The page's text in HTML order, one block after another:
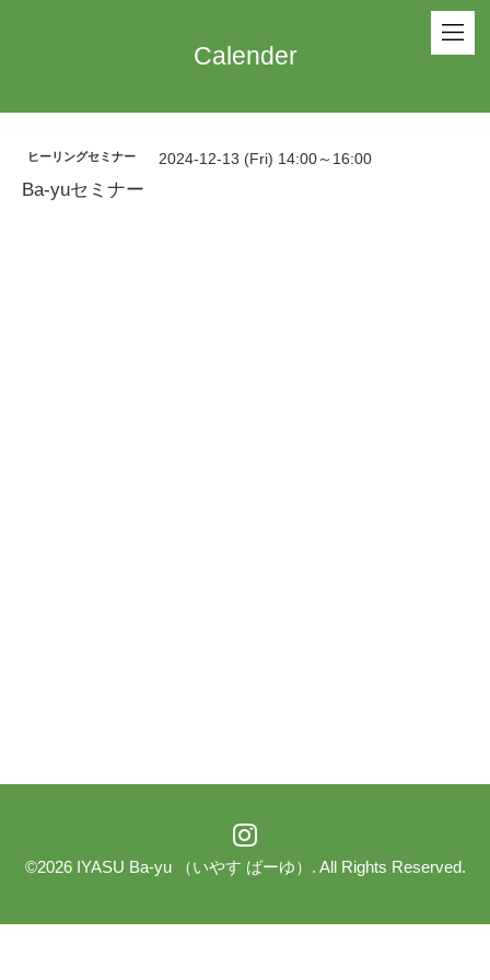
Calender
ヒーリングセミナー 2024-12-13 (Fri) 14:00～16:00
Ba-yuセミナー
©2026 IYASU Ba-yu （いやす ばーゆ） . All Rights Reserved.